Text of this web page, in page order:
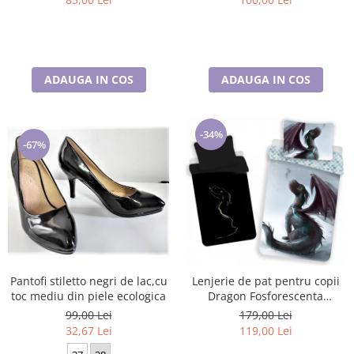
ADAUGA IN COS ADAUGA IN COS
-67%
Pantofi stiletto negri de lac,cu
toc mediu din piele ecologica
99,00 Lei
32,67 Lei
-34%
Lenjerie de pat pentru copii
Dragon Fosforescenta
140×200cm, 70×90 cm
179,00 Lei
119,00 Lei